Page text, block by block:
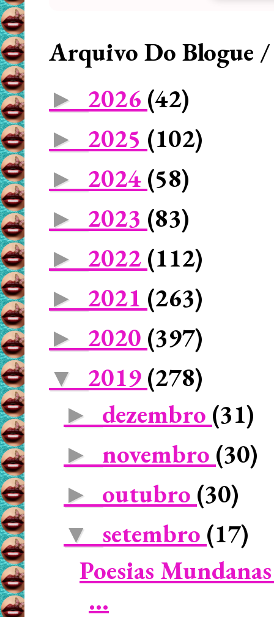
Arquivo Do Blogue
► 2026 (42)
► 2025 (102)
► 2024 (58)
► 2023 (83)
► 2022 (112)
► 2021 (263)
► 2020 (397)
▼ 2019 (278)
► dezembro (31)
► novembro (30)
► outubro (30)
▼ setembro (17)
Poesias
...